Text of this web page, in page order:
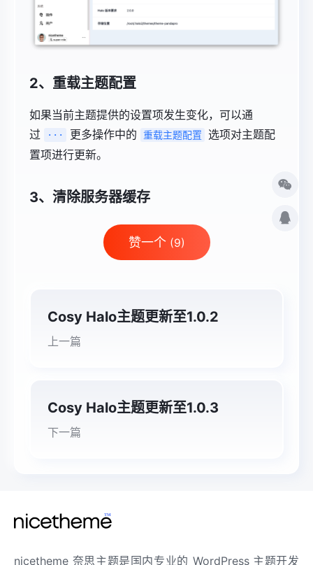
2、重载主题配置
如果当前主题提供的设置项发生变化，可以通
过
··· 更多操作中的 重载主题配置
选项对主题配
置项进行更新。
3、清除服务器缓存
赞一个 (9)
Cosy Halo主题更新至1.0.2
上一篇
Cosy Halo主题更新至1.0.3
下一篇
nicetheme 奈思主题是国内专业的 WordPress 主题开发